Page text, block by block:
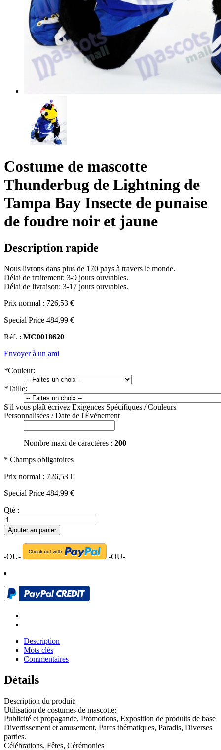
Costume de mascotte
Thunderbug de Lightning de
Tampa Bay Insecte de punaise
de foudre noir et jaune
Description rapide
Nous livrons dans plus de 170 pays à travers le monde.
Délai de traitement: 3-9 jours ouvrables.
Délai de livraison: 3-17 jours ouvrables.
Prix normal : 726,53 €
Special Price 484,99 €
Réf. : MC0018620
Envoyer à un ami
*Couleur:
*Taille:
S'il vous plaît écrivez Exigences Spécifiques / Couleurs
Personnalisées / Date de l'Événement
Nombre maxi de caractères : 200
* Champs obligatoires
Prix normal : 726,53 €
Special Price 484,99 €
Qté :
Ajouter au panier
-OU- -OU-
Description
Mots clés
Commentaires
Détails
Description du produit:
Utilisation de costumes de mascotte:
Publicité et propagande, Promotions, Exposition de produits de base
Divertissement et amusement, Parcs thématiques, Paradis, Diverses
parties.
Célébrations, Fêtes, Cérémonies